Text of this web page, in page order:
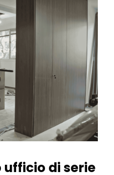
di serie